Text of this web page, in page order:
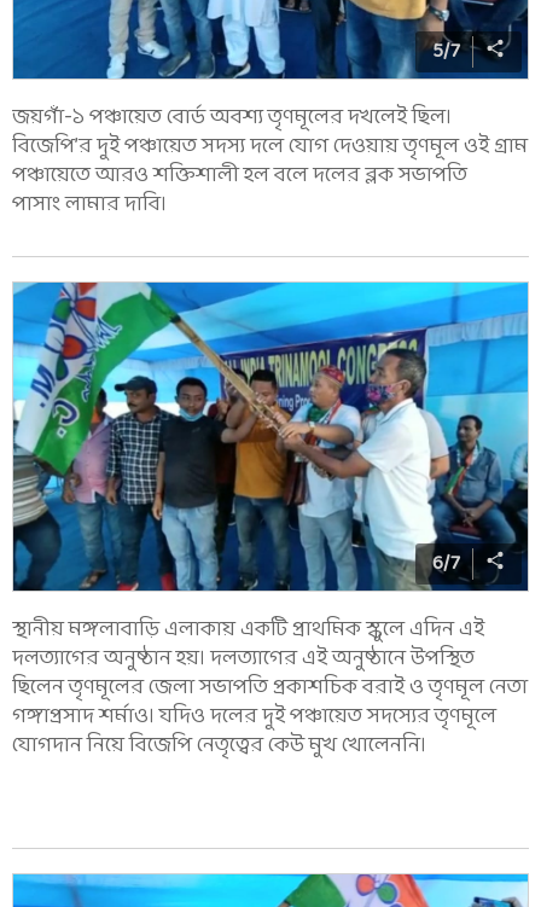
5/7
জয়গাঁ-১ পঞ্চায়েত বোর্ড অবশ্য তৃণমূলের দখলেই ছিল।
বিজেপি’র দু‌ই পঞ্চায়েত সদস্য দলে যোগ দেওয়ায় তৃণমূল ওই গ্রাম
পঞ্চায়েতে আরও শক্তিশালী হল বলে দলের ব্লক সভাপতি
পাসাং লামার দাবি।
6/7
স্থানীয় মঙ্গলাবাড়ি এলাকায় একটি প্রাথমিক স্কুলে এদিন এই
দলত্যাগের অনুষ্ঠান হয়। দলত্যাগের এই অনুষ্ঠানে উপস্থিত
ছিলেন তৃণমূলের জেলা সভাপতি প্রকাশচিক বরাই ও তৃণমূল নেতা
গঙ্গাপ্রসাদ শর্মাও। যদিও দলের দুই পঞ্চায়েত সদস্যের তৃণমূলে
যোগদান নিয়ে বিজেপি নেতৃত্বের কেউ মুখ খোলেননি।